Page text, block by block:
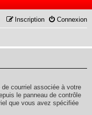
Connexion
Inscription
de courriel associée à votre
le panneau de contrôle
que vous avez spécifiée